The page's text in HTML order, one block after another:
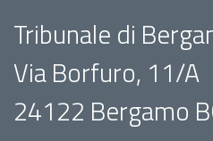
Tribunale di
Via Borfuro, 11/A
24122 Bergamo